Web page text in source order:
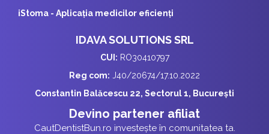
iStoma - Aplicaţia medicilor eficienţi
IDAVA SOLUTIONS SRL
CUI: RO30410797
Reg com: J40/20674/17.10.2022
Constantin Balăcescu 22, Sectorul 1, București
Devino partener afiliat
CautDentistBun.ro investește în comunitatea ta.